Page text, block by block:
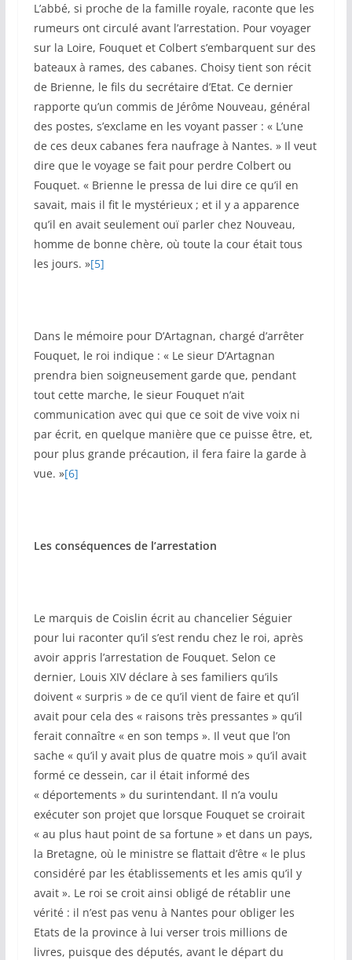
L’abbé, si proche de la famille royale, raconte que les
rumeurs ont circulé avant l’arrestation. Pour voyager
sur la Loire, Fouquet et Colbert s’embarquent sur des
bateaux à rames, des cabanes. Choisy tient son récit
de Brienne, le fils du secrétaire d’Etat. Ce dernier
rapporte qu’un commis de Jérôme Nouveau, général
des postes, s’exclame en les voyant passer : « L’une
de ces deux cabanes fera naufrage à Nantes. » Il veut
dire que le voyage se fait pour perdre Colbert ou
Fouquet. « Brienne le pressa de lui dire ce qu’il en
savait, mais il fit le mystérieux ; et il y a apparence
qu’il en avait seulement ouï parler chez Nouveau,
homme de bonne chère, où toute la cour était tous
les jours. »[5]
Dans le mémoire pour D’Artagnan, chargé d’arrêter
Fouquet, le roi indique : « Le sieur D’Artagnan
prendra bien soigneusement garde que, pendant
tout cette marche, le sieur Fouquet n’ait
communication avec qui que ce soit de vive voix ni
par écrit, en quelque manière que ce puisse être, et,
pour plus grande précaution, il fera faire la garde à
vue. »[6]
Les conséquences de l’arrestation
Le marquis de Coislin écrit au chancelier Séguier
pour lui raconter qu’il s’est rendu chez le roi, après
avoir appris l’arrestation de Fouquet. Selon ce
dernier, Louis XIV déclare à ses familiers qu’ils
doivent « surpris » de ce qu’il vient de faire et qu’il
avait pour cela des « raisons très pressantes » qu’il
ferait connaître « en son temps ». Il veut que l’on
sache « qu’il y avait plus de quatre mois » qu’il avait
formé ce dessein, car il était informé des
« déportements » du surintendant. Il n’a voulu
exécuter son projet que lorsque Fouquet se croirait
« au plus haut point de sa fortune » et dans un pays,
la Bretagne, où le ministre se flattait d’être « le plus
considéré par les établissements et les amis qu’il y
avait ». Le roi se croit ainsi obligé de rétablir une
vérité : il n’est pas venu à Nantes pour obliger les
Etats de la province à lui verser trois millions de
livres, puisque des députés, avant le départ du